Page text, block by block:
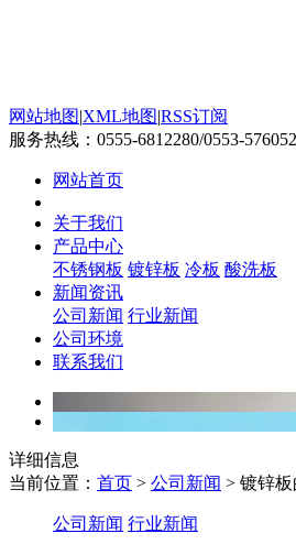
网站地图|XML地图|RSS订阅
服务热线： 0555-6812280/0553-
网站首页
关于我们
产品中心
不锈钢板 镀锌板 冷板 酸洗板
新闻资讯
公司新闻 行业新闻
公司环境
联系我们
详细信息
当前位置： 首页 > 公司新闻 > 镀锌
公司新闻 行业新闻